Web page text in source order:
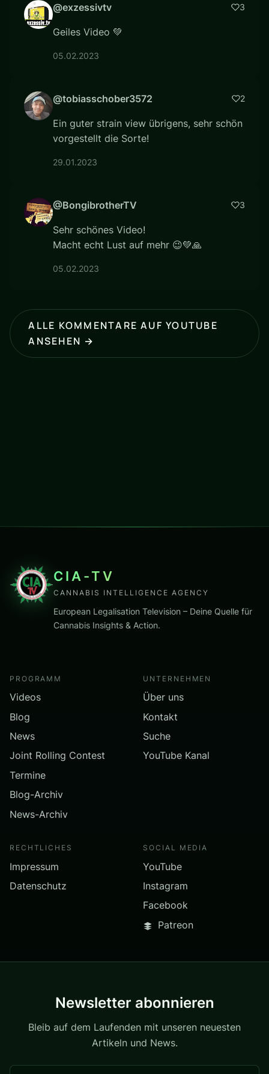
@exzessivtv 3
Geiles Video 💚
05.02.2023
@tobiasschober3572 2
Ein guter strain view übrigens, sehr schön
vorgestellt die Sorte!
29.01.2023
@BongibrotherTV 3
Sehr schönes Video!
Macht echt Lust auf mehr 😉💚🙏
05.02.2023
ALLE KOMMENTARE AUF YOUTUBE
ANSEHEN →
CIA-TV
CANNABIS INTELLIGENCE AGENCY
European Legalisation Television – Deine Quelle für
Cannabis Insights & Action.
PROGRAMM
Videos
Blog
News
Joint Rolling Contest
Termine
Blog-Archiv
News-Archiv
UNTERNEHMEN
Über uns
Kontakt
Suche
YouTube Kanal
RECHTLICHES
Impressum
Datenschutz
SOCIAL MEDIA
YouTube
Instagram
Facebook
Patreon
Newsletter abonnieren
Bleib auf dem Laufenden mit unseren neuesten
Artikeln und News.